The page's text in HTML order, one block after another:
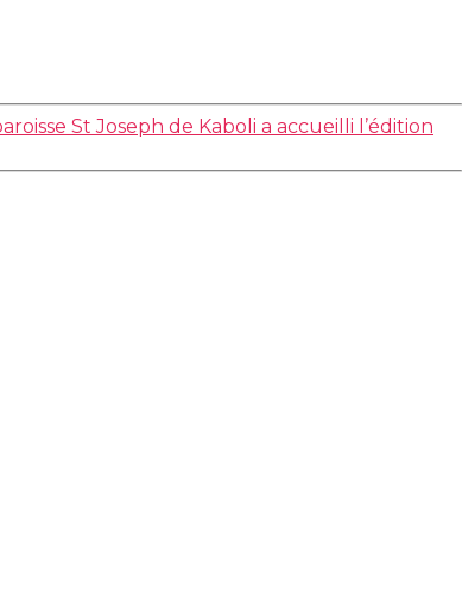
St Joseph de Kaboli a accueilli l’édition